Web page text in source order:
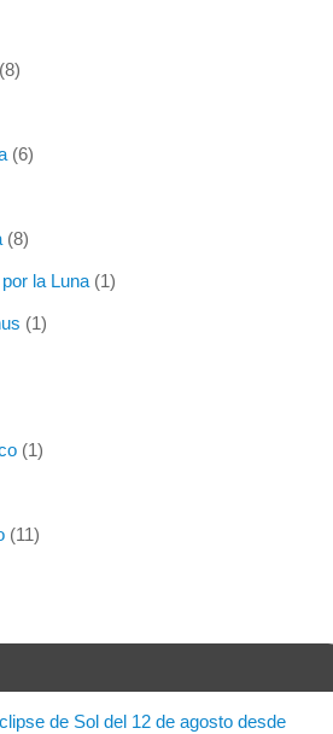
(8)
(6)
(8)
la Luna(1)
(1)
(1)
(11)
de Sol del 12 de agosto desde